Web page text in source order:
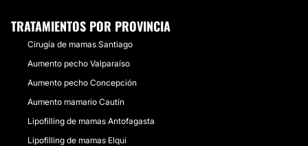
TRATAMIENTOS POR PROVINCIA
Cirugía de mamas Santiago
Aumento pecho Valparaíso
Aumento pecho Concepción
Aumento mamario Cautín
Lipofilling de mamas Antofagasta
Lipofilling de mamas Elqui